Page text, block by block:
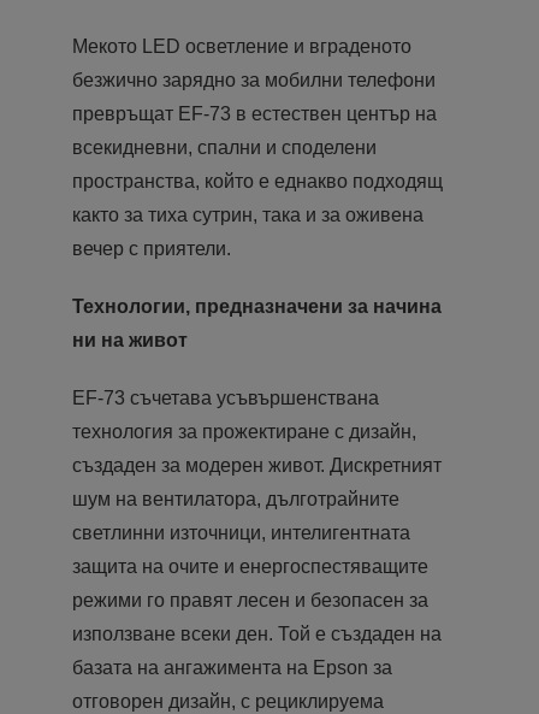
Мекото LED осветление и вграденото
безжично зарядно за мобилни телефони
превръщат EF-73 в естествен център на
всекидневни, спални и споделени
пространства, който е еднакво подходящ
както за тиха сутрин, така и за оживена
вечер с приятели.
Технологии, предназначени за начина
ни на живот
EF-73 съчетава усъвършенствана
технология за прожектиране с дизайн,
създаден за модерен живот. Дискретният
шум на вентилатора, дълготрайните
светлинни източници, интелигентната
защита на очите и енергоспестяващите
режими го правят лесен и безопасен за
използване всеки ден. Той е създаден на
базата на ангажимента на Epson за
отговорен дизайн, с рециклируема